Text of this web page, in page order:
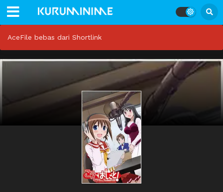
AceFile bebas dari Shortlink